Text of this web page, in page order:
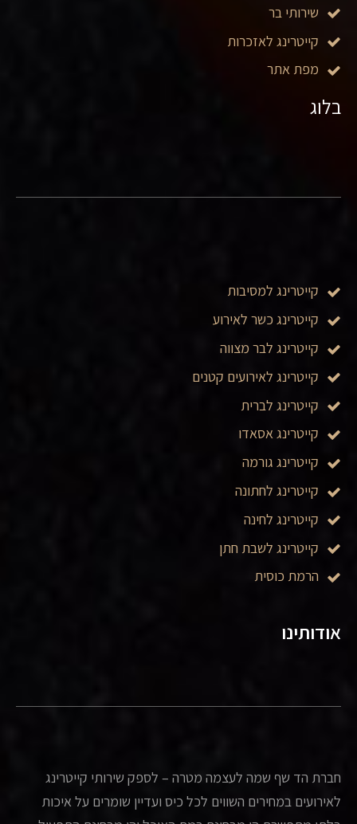
אודותינו
חברת הד שף שמה לעצמה מטרה – לספק שירותי קייטרינג
לאירועים במחירים השווים לכל כיס ועדיין שומרים על איכות
בלוג
קייטרינג למסיבות
קייטרינג כשר לאירוע
קייטרינג לבר מצווה
קייטרינג לאירועים קטנים
קייטרינג לברית
קייטרינג אסאדו
קייטרינג גורמה
קייטרינג לחתונה
קייטרינג לחינה
קייטרינג לשבת חתן
הרמת כוסית
שירותי בר
קייטרינג לאזכרות
מפת אתר